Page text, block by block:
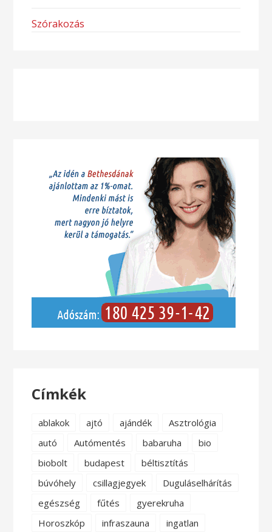
Szórakozás
Címkék
ablakok ajtó ajándék
Asztrológia
autó
Autómentés babaruha
bio
biobolt
budapest
béltisztítás
búvóhely
csillagjegyek
Duguláselhárítás
egészség
fűtés
gyerekruha
Horoszkóp
infraszauna ingatlan